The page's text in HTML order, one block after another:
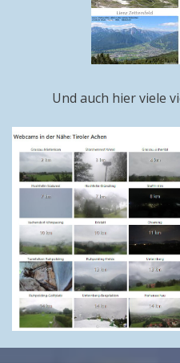
Und auch hier viele